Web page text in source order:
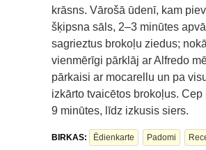
krāsns. Vārošā ūdenī, kam
šķipsna sāls, 2–3 minūtes
sagrieztus brokoļu ziedus;
vienmērīgi pārklāj ar Alfredo
pārkaisi ar mocarellu un pa
izkārto tvaicētos brokoļus. Cep
9 minūtes, līdz izkusis siers.
BIRKAS: Ēdienkarte Padomi